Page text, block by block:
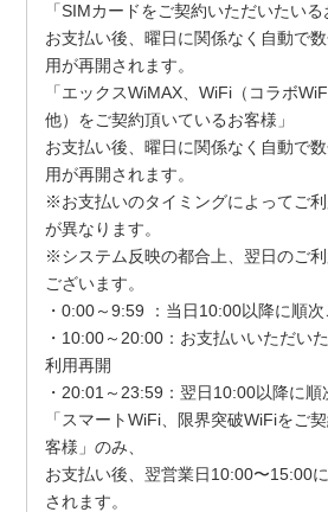
「SIMカードをご契約いただいたいる
お支払い後、曜日に関係なく自動で
用が再開されます。
「エックスWiMAX、WiFi（コラボ
他）をご契約頂いているお客様」
お支払い後、曜日に関係なく自動で
用が再開されます。
※お支払いのタイミングによってご
が異なります。
※システム反映の都合上、翌日のご
ございます。
・0:00～9:59 ：当日10:00以降に順
・10:00～20:00：お支払いいただい
利用再開
・20:01～23:59：翌日10:00以降に順
「スマートWiFi、限界突破WiFiをご
客様」のみ、
お支払い後、翌営業日10:00〜15:00
されます。